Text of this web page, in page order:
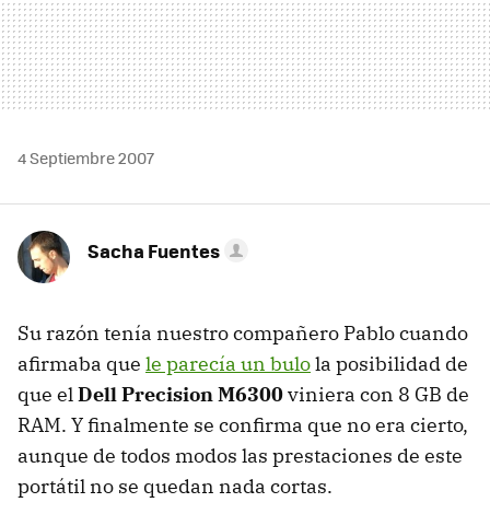
4 Septiembre 2007
Sacha Fuentes
Su razón tenía nuestro compañero Pablo cuando
afirmaba que le parecía un bulola posibilidad de
que elDell Precision M6300viniera con 8 GB de
RAM. Y finalmente se confirma que no era cierto,
aunque de todos modos las prestaciones de este
portátil no se quedan nada cortas.